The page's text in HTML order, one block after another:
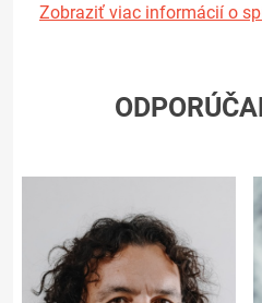
Zobraziť viac informácií o